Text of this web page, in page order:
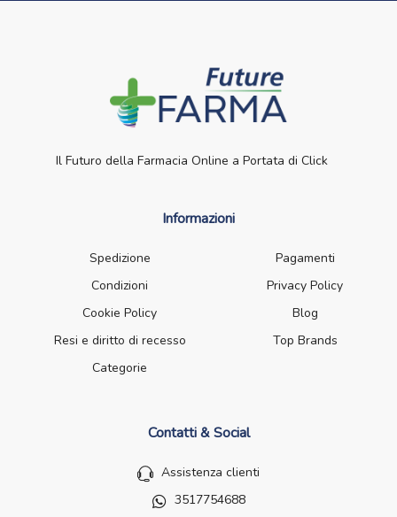
Il Futuro della Farmacia Online a Portata di Click
Informazioni
Spedizione
Pagamenti
Condizioni
Privacy Policy
Cookie Policy
Blog
Resi e diritto di recesso
Top Brands
Categorie
Contatti & Social
Assistenza clienti
3517754688